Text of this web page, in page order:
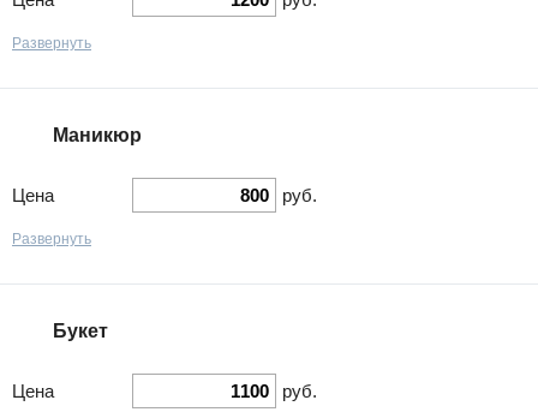
Развернуть
Маникюр
Цена руб.
Развернуть
Букет
Цена руб.